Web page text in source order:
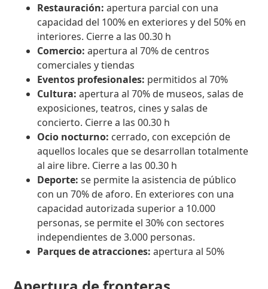
Restauración:apertura parcial con una
capacidad del 100% en exteriores y del 50% en
interiores. Cierre a las 00.30 h
Comercio: apertura al 70% de centros
comerciales y tiendas
Eventos profesionales: permitidos al 70%
Cultura:apertura al 70% de museos, salas de
exposiciones, teatros, cines y salas de
concierto. Cierre a las 00.30 h
Ocio nocturno: cerrado, con excepción de
aquellos locales que se desarrollan totalmente
al aire libre. Cierre a las 00.30 h
Deporte: se permite la asistencia de público
con un 70% de aforo. En exteriores con una
capacidad autorizada superior a 10.000
personas, se permite el 30% con sectores
independientes de 3.000 personas.
Parques de atracciones:apertura al 50%